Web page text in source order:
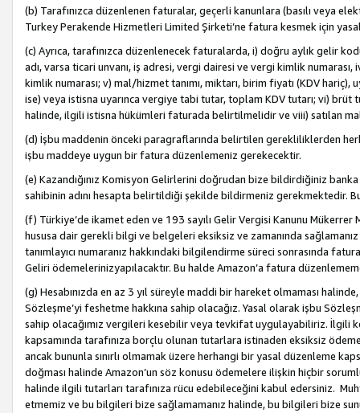
(b) Tarafınızca düzenlenen faturalar, geçerli kanunlara (basılı veya
Turkey Perakende Hizmetleri Limited Şirketi’ne fatura kesmek için
(c) Ayrıca, tarafınızca düzenlenecek faturalarda, i) doğru aylık gelir
adı, varsa ticari unvanı, iş adresi, vergi dairesi ve vergi kimlik
kimlik numarası; v) mal/hizmet tanımı, miktarı, birim fiyatı (KDV
ise) veya istisna uyarınca vergiye tabi tutar, toplam KDV tutarı; vi) brüt
halinde, ilgili istisna hükümleri faturada belirtilmelidir ve viii) satılan
(d) İşbu maddenin önceki paragraflarında belirtilen gerekliliklerden
işbu maddeye uygun bir fatura düzenlemeniz gerekecektir.
(e) Kazandığınız Komisyon Gelirlerini doğrudan bize bildirdiğiniz banka
sahibinin adını hesapta belirtildiği şekilde bildirmeniz gerekmektedir.
(f) Türkiye’de ikamet eden ve 193 sayılı Gelir Vergisi Kanunu
hususa dair gerekli bilgi ve belgeleri eksiksiz ve zamanında
tanımlayıcı numaranız hakkındaki bilgilendirme süreci sonrasında
Geliri ödemelerinizyapılacaktır. Bu halde Amazon’a fatura
(g) Hesabınızda en az 3 yıl süreyle maddi bir hareket olmaması
Sözleşme’yi feshetme hakkına sahip olacağız. Yasal olarak işbu
sahip olacağımız vergileri kesebilir veya tevkifat uygulayabiliriz. İlgili
kapsamında tarafınıza borçlu olunan tutarlara istinaden eksiksiz
ancak bununla sınırlı olmamak üzere herhangi bir yasal düzenleme
doğması halinde Amazon’un söz konusu ödemelere ilişkin hiçbir
halinde ilgili tutarları tarafınıza rücu edebileceğini kabul edersiniz.
etmemiz ve bu bilgileri bize sağlamamanız halinde, bu bilgileri bize